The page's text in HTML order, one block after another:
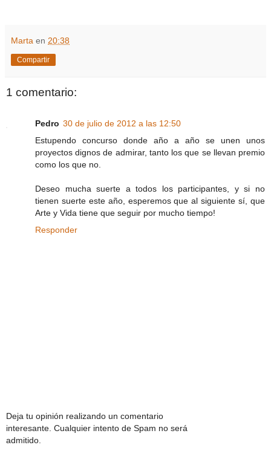
Marta en 20:38
Compartir
1 comentario:
Pedro 30 de julio de 2012 a las 12:50
Estupendo concurso donde año a año se unen unos
proyectos dignos de admirar, tanto los que se llevan premio
como los que no.
Deseo mucha suerte a todos los participantes, y si no
tienen suerte este año, esperemos que al siguiente sí, que
Arte y Vida tiene que seguir por mucho tiempo!
Responder
Deja tu opinión realizando un comentario
interesante. Cualquier intento de Spam no será
admitido.